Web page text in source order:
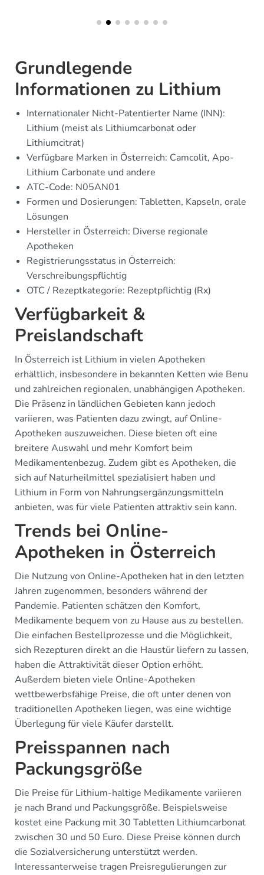
Grundlegende
Informationen zu Lithium
Internationaler Nicht-Patentierter Name (INN):
Lithium (meist als Lithiumcarbonat oder
Lithiumcitrat)
Verfügbare Marken in Österreich: Camcolit, Apo-
Lithium Carbonate und andere
ATC-Code: N05AN01
Formen und Dosierungen: Tabletten, Kapseln, orale
Lösungen
Hersteller in Österreich: Diverse regionale
Apotheken
Registrierungsstatus in Österreich:
Verschreibungspflichtig
OTC / Rezeptkategorie: Rezeptpflichtig (Rx)
Verfügbarkeit &
Preislandschaft
In Österreich ist Lithium in vielen Apotheken
erhältlich, insbesondere in bekannten Ketten wie Benu
und zahlreichen regionalen, unabhängigen Apotheken.
Die Präsenz in ländlichen Gebieten kann jedoch
variieren, was Patienten dazu zwingt, auf Online-
Apotheken auszuweichen. Diese bieten oft eine
breitere Auswahl und mehr Komfort beim
Medikamentenbezug. Zudem gibt es Apotheken, die
sich auf Naturheilmittel spezialisiert haben und
Lithium in Form von Nahrungsergänzungsmitteln
anbieten, was für viele Patienten attraktiv sein kann.
Trends bei Online-
Apotheken in Österreich
Die Nutzung von Online-Apotheken hat in den letzten
Jahren zugenommen, besonders während der
Pandemie. Patienten schätzen den Komfort,
Medikamente bequem von zu Hause aus zu bestellen.
Die einfachen Bestellprozesse und die Möglichkeit,
sich Rezepturen direkt an die Haustür liefern zu lassen,
haben die Attraktivität dieser Option erhöht.
Außerdem bieten viele Online-Apotheken
wettbewerbsfähige Preise, die oft unter denen von
traditionellen Apotheken liegen, was eine wichtige
Überlegung für viele Käufer darstellt.
Preisspannen nach
Packungsgröße
Die Preise für Lithium-haltige Medikamente variieren
je nach Brand und Packungsgröße. Beispielsweise
kostet eine Packung mit 30 Tabletten Lithiumcarbonat
zwischen 30 und 50 Euro. Diese Preise können durch
die Sozialversicherung unterstützt werden.
Interessanterweise tragen Preisregulierungen zur